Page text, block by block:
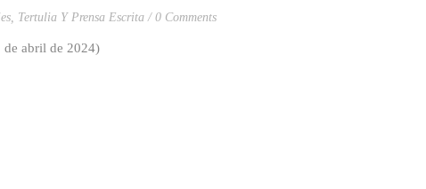
, Tertulia Y Prensa Escrita 0 Comments
de abril de 2024)